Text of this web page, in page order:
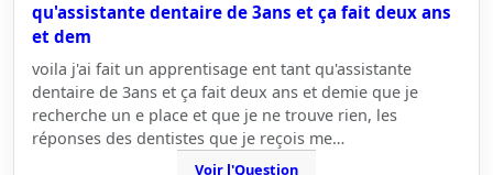
qu'assistante dentaire de 3ans et ça fait deux ans
et dem
voila j'ai fait un apprentisage ent tant qu'assistante
dentaire de 3ans et ça fait deux ans et demie que je
recherche un e place et que je ne trouve rien, les
réponses des dentistes que je reçois me…
Voir l'Question